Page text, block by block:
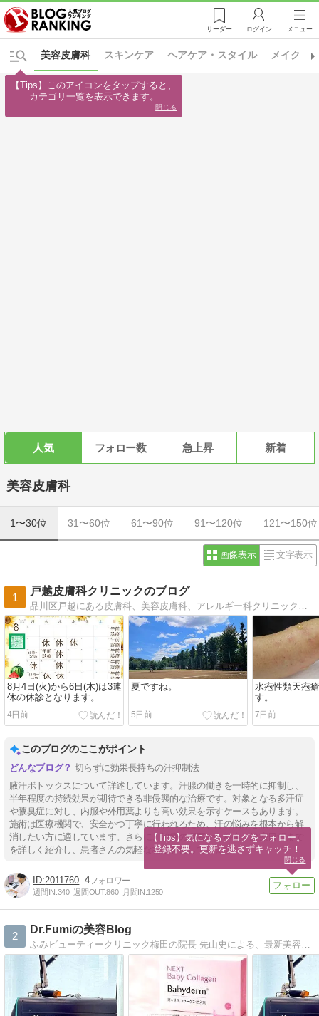
リーダー ログイン メニュー
スキンケア ヘアケア・スタイル メイク・
美容皮膚科
人気 フォロー数 急上昇 新着
美容皮膚科
1〜30位 31〜60位 61〜90位 91〜120位 121〜150位
画像表示 文字表示
1
戸越皮膚科クリニックのブログ
8月4日(火)から6日(木)は3連
休の休診となります。
4日前
夏ですね。
5日前
水疱性類天疱
す。
7日前
このブログのここがポイント
切らずに効果長持ちの汗抑制法
腋汗ボトックスについて詳述しています。汗腺の働きを一時的に抑制し、
半年程度の持続効果が期待できる非侵襲的な治療です。対象となる多汗症
や腋臭症に対し、内服や外用薬よりも高い効果を示すケースもあります。
施術は医療機関で、安全かつ丁寧に行われるため、汗の悩みを根本から解
消したい方に適しています。さらに、治療の概要から料金、診療日程まで
を詳しく紹介し、患者さんの気軽な相談を促しています。
2011760 4
週間IN:340 週間OUT:860 月間IN:1250
2
Dr.Fumiの美容Blog
ふみビューティークリニック梅田の院長 先山史による、最新美容施術についてのブログ。21歳・18歳・12歳の3人の子供の母親であり、子育てなど日常生活についても書いています。
【Tips】このアイコンをタップすると、
カテゴリ一覧を表示できます。
閉じる
【Tips】気になるブログをフォロー。
登録不要。更新を逃さずキャッチ！
閉じる